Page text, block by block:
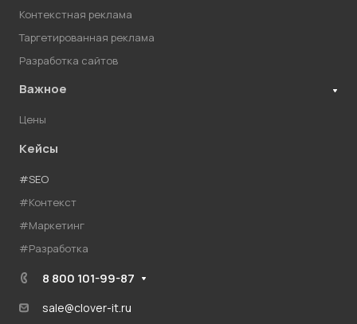
Контекстная реклама
Таргетированная реклама
Разработка сайтов
Важное
Цены
Кейсы
#SEO
#Контекст
#Маркетинг
#Разработка
8 800 101-99-87
sale@clover-it.ru